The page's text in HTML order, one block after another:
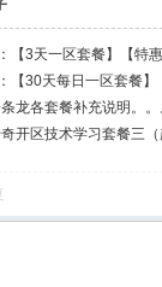
【3天一区套餐】【特
【30天每日一区套餐】
龙各套餐补充说明。。
开区技术学习套餐三